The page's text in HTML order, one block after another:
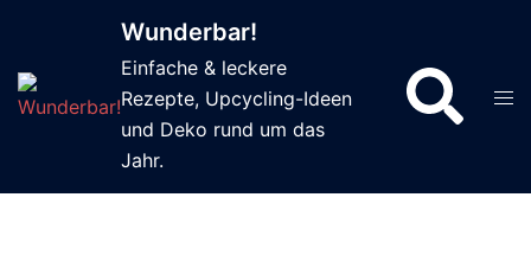
springen
Wunderbar!
Einfache & leckere
Rezepte, Upcycling-Ideen
und Deko rund um das
Jahr.
Suche